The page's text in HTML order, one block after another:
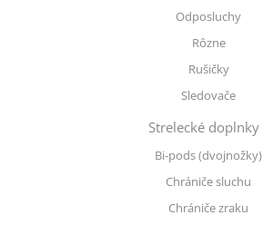
Odposluchy
Rôzne
Rušičky
Sledovače
Strelecké doplnky
Bi-pods (dvojnožky)
Chrániče sluchu
Chrániče zraku